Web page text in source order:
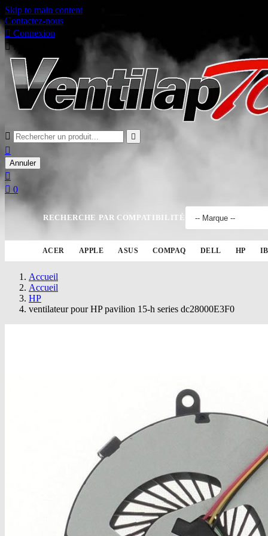
Skip to main content
Contactez-nous
 Connexion
 Panier
 

Annuler

 0
RECHERCHE PAR COMPATIBILITÉ
ACER APPLE ASUS COMPAQ DELL HP
Accueil
Accueil
HP
ventilateur pour HP pavilion 15-h series dc28000E3F0